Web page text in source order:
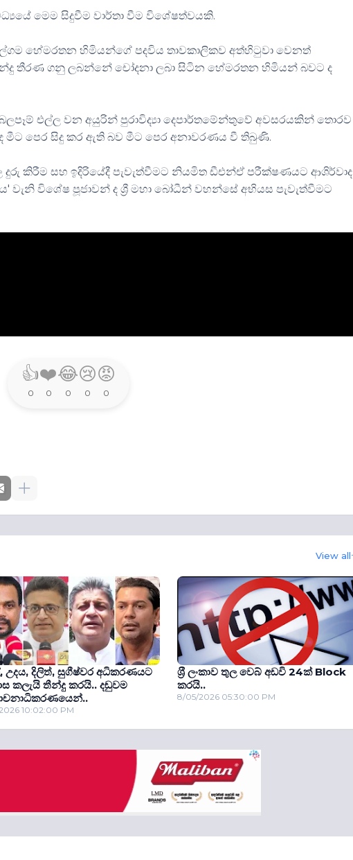
මෙම සිදුවීම වාර්තා වීම විශේෂත්වයකි.
හේමරතන හිමියන්ගේ පදවිය තාවකාලිකව අත්හිටුවා වෙනත්
තීරණ ගනු ලබන්නේ චෝදනා ලබා සිටින හේමරතන හිමියන් බවට ද
එල්ල වන අයුරින් පුරාවිද්‍යා දෙපාර්තමේන්තුවේ අවසරයකින් තොරව
මීට පෙර සිදු කර ඇති බව මීට පෙර අනාවරණය වී තිබුණි.
කිරීම සහ ඉදිරියේදී පැවැත්වීමට නියමිත ඩීඑන්ඒ පරීක්ෂණයට ආශිර්වාද
වැනි විශේෂ පූජාවන් ද ශ්‍රී මහා බෝධීන් වහන්සේ අභියස පැවැත්වීමට
👍
0
❤️
0
😂
0
😢
0
😡
0
View all
උදය, දිලිත්, සුගීෂ්වර අධිකරණයට
කලැයි තීන්දු කරයි.. දඬුවම
10:02:00 PM
ශ‍්‍රී ලංකාව තුල වෙබ් අඩවි 24ක් Block
කරයි..
8/05/2026 05:30:00 PM